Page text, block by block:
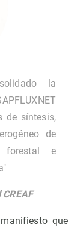
la
de síntesis,
de
forestal e
que